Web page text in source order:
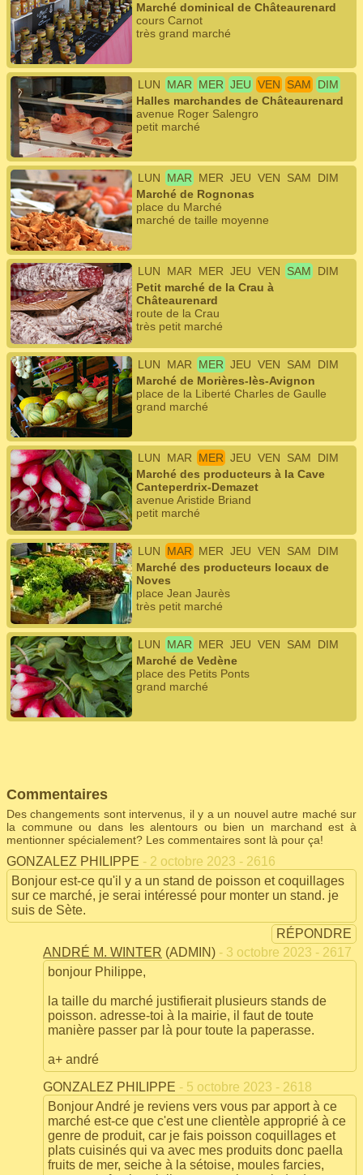
Marché dominical de Châteaurenard
cours Carnot
très grand marché
LUN MAR MER JEU VEN SAM
DIM
Halles marchandes de Châteaurenard
avenue Roger Salengro
petit marché
LUN MAR MER JEU VEN SAM
DIM
Marché de Rognonas
place du Marché
marché de taille moyenne
LUN MAR MER JEU VEN SAM
DIM
Petit marché de la Crau à
Châteaurenard
route de la Crau
très petit marché
LUN MAR MER JEU VEN SAM
DIM
Marché de Morières-lès-Avignon
place de la Liberté Charles de Gaulle
grand marché
LUN MAR MER JEU VEN SAM
DIM
Marché des producteurs à la Cave
Canteperdrix-Demazet
avenue Aristide Briand
petit marché
LUN MAR MER JEU VEN SAM
DIM
Marché des producteurs locaux de
Noves
place Jean Jaurès
très petit marché
LUN MAR MER JEU VEN SAM
DIM
Marché de Vedène
place des Petits Ponts
grand marché
Commentaires
Des changements sont intervenus, il y a un nouvel autre maché sur
la commune ou dans les alentours ou bien un marchand est à
mentionner spécialement? Les commentaires sont là pour ça!
GONZALEZ PHILIPPE - 2 octobre 2023 - 2616
Bonjour est-ce qu'il y a un stand de poisson et coquillages
sur ce marché, je serai intéressé pour monter un stand. je
suis de Sète.
RÉPONDRE
ANDRÉ M. WINTER (ADMIN) - 3 octobre 2023 - 2617
bonjour Philippe,
la taille du marché justifierait plusieurs stands de
poisson. adresse-toi à la mairie, il faut de toute
manière passer par là pour toute la paperasse.
a+ andré
GONZALEZ PHILIPPE - 5 octobre 2023 - 2618
Bonjour André je reviens vers vous par apport à ce
marché est-ce que c'est une clientèle approprié à ce
genre de produit, car je fais poisson coquillages et
plats cuisinés qui va avec mes produits donc paella
fruits de mer, seiche à la sétoise, moules farcies,